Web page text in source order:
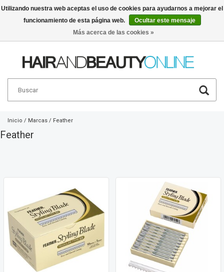
Español €
Inicio / Marcas / Feather
Feather
Utilizando nuestra web aceptas el uso de cookies para ayudarnos a mejorar el
funcionamiento de esta página web.
Ocultar este mensaje
Más acerca de las cookies »